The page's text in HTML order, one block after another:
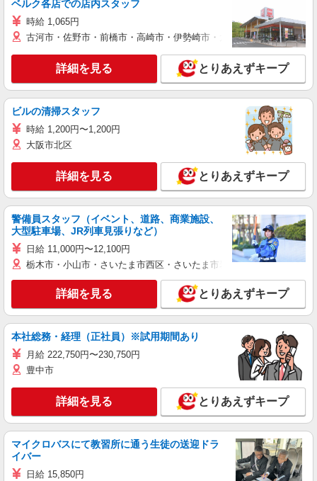
ベルク各店での店内スタッフ
時給 1,065円
古河市・佐野市・前橋市・高崎市・伊勢崎市・太田市・館林市・藤
詳細を見る とりあえずキープ
ビルの清掃スタッフ
時給 1,200円〜1,200円
大阪市北区
詳細を見る とりあえずキープ
警備員スタッフ（イベント、道路、商業施設、
大型駐車場、JR列車見張りなど）
日給 11,000円〜12,100円
栃木市・小山市・さいたま市西区・さいたま市岩槻区・久喜市・蓮田
詳細を見る とりあえずキープ
本社総務・経理（正社員）※試用期間あり
月給 222,750円〜230,750円
豊中市
詳細を見る とりあえずキープ
マイクロバスにて教習所に通う生徒の送迎ドラ
イバー
日給 15,850円